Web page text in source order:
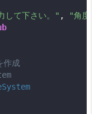
して下さい。" ,
"角
作成